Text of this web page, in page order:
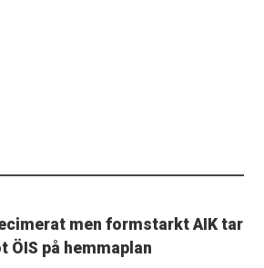
men formstarkt AIK tar
ÖIS på hemmaplan